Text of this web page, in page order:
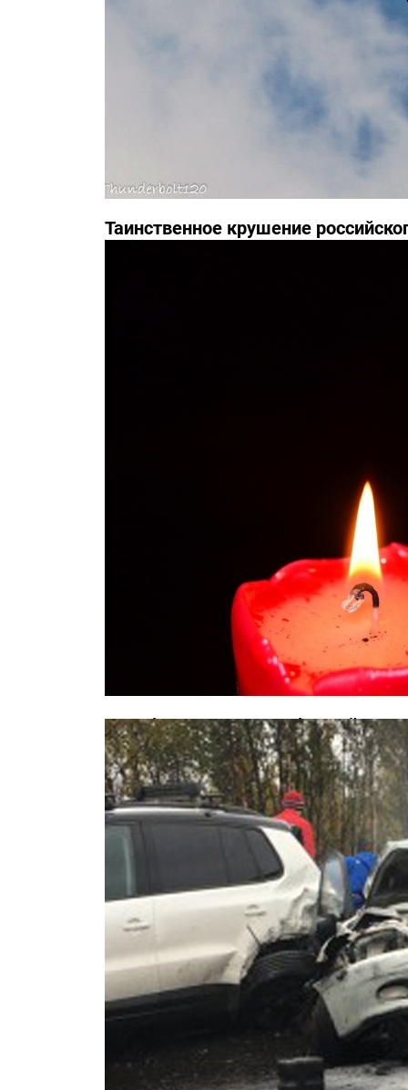
Таинственное крушение
Акробат из КНДР, разбившийся в